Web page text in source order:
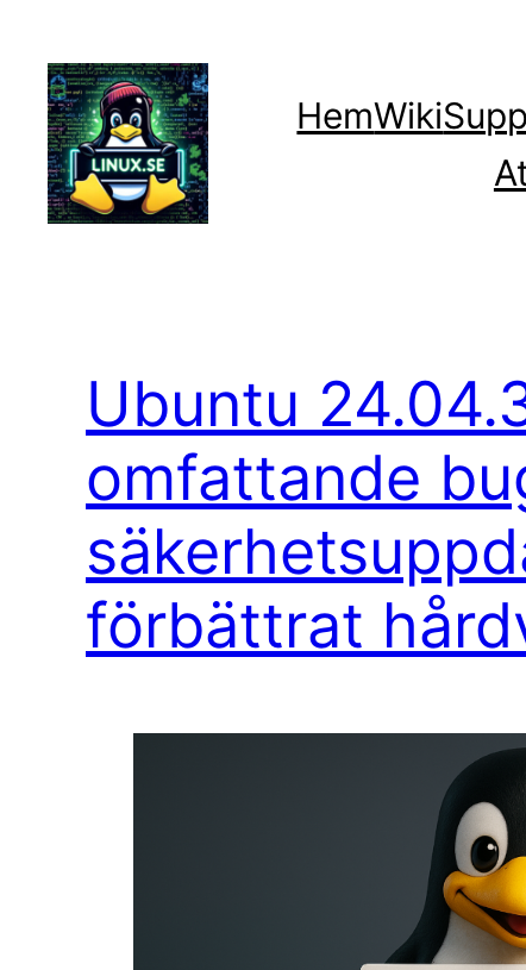
innehåll
HemWiki
Ubuntu
omfattande
förbättrat